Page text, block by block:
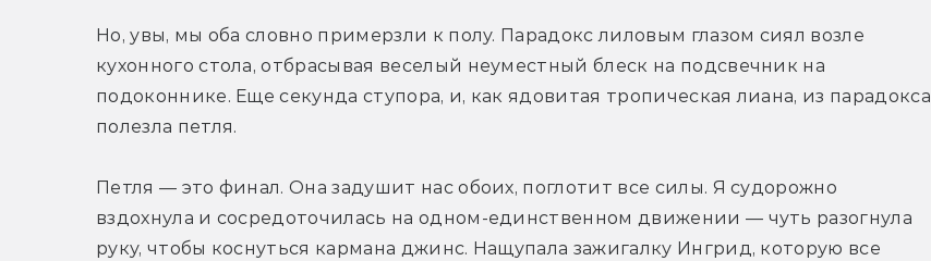
Но, увы, мы оба словно примерзли к полу. Парадокс лиловым глазом сиял возле
кухонного стола, отбрасывая веселый неуместный блеск на подсвечник на
подоконнике. Еще секунда ступора, и, как ядовитая тропическая лиана, из парадокса
полезла петля.
Петля — это финал. Она задушит нас обоих, поглотит все силы. Я судорожно
вздохнула и сосредоточилась на одном-единственном движении — чуть разогнула
руку, чтобы коснуться кармана джинс. Нащупала зажигалку Ингрид, которую все